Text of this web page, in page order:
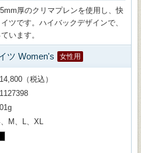
厚のクリマプレンを使用し、快
ツです。ハイバックデザインで、
います。
ツ Women's 女性用
（税込）
M、L、XL